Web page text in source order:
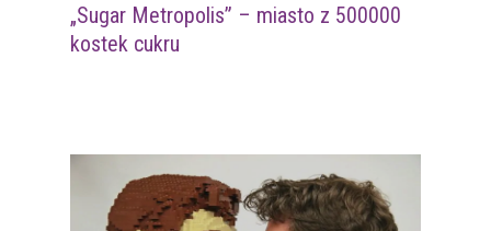
„Sugar Metropolis” – miasto z 500000
kostek cukru